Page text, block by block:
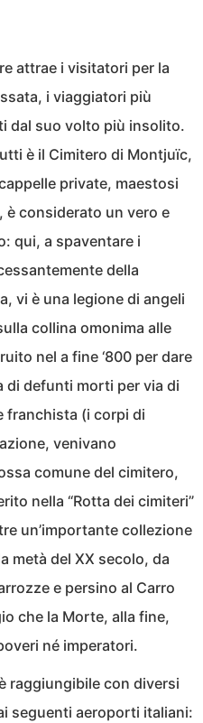
attrae i visitatori per la
i viaggiatori più
dal suo volto più insolito.
è il Cimitero di Montjuïc,
private, maestosi
è considerato un vero e
qui, a spaventare i
della
vi è una legione di angeli
collina omonima alle
nel a fine ‘800 per dare
di defunti morti per via di
franchista (i corpi di
venivano
comune del cimitero,
nella “Rotta dei cimiteri”
un’importante collezione
metà del XX secolo, da
e persino al Carro
che la Morte, alla fine,
né imperatori.
raggiungibile con diversi
seguenti aeroporti italiani: